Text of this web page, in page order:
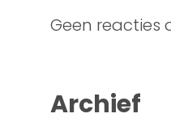
Geen reacties
Archief